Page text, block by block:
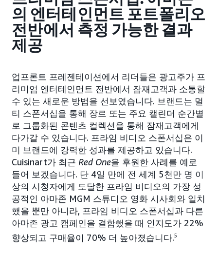
의 엔터테인먼트 포트폴리오
전반에서 측정 가능한 결과
제공
업프론트 프레젠테이션에서 리더들은 광고주가 프
리미엄 엔터테인먼트 전반에서 잠재고객과 소통할
수 있는 새로운 방법을 선보였습니다. 브랜드는 멀
티 스폰서십을 통해 장르 또는 주요 캘린더 순간별
로 그룹화된 콘텐츠 컬렉션을 통해 잠재고객에게
다가갈 수 있습니다. 프라임 비디오 스폰서십은 이
미 브랜드에 강력한 성과를 제공하고 있습니다.
Cuisinart가 최근 Red One을 후원한 사례를 예로
들어 보겠습니다. 단 4일 만에 전 세계 5천만 명 이
상의 시청자에게 도달한 프라임 비디오의 가장 성
공적인 아마존 MGM 스튜디오 영화 시사회와 일치
했을 뿐만 아니라, 프라임 비디오 스폰서십과 다른
아마존 광고 캠페인을 결합했을 때 인지도가 22%
향상되고 구매율이 70% 더 높아졌습니다.5